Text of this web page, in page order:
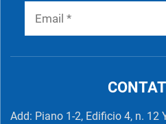
Add: Piano 1-2, Edificio 4, n. 12